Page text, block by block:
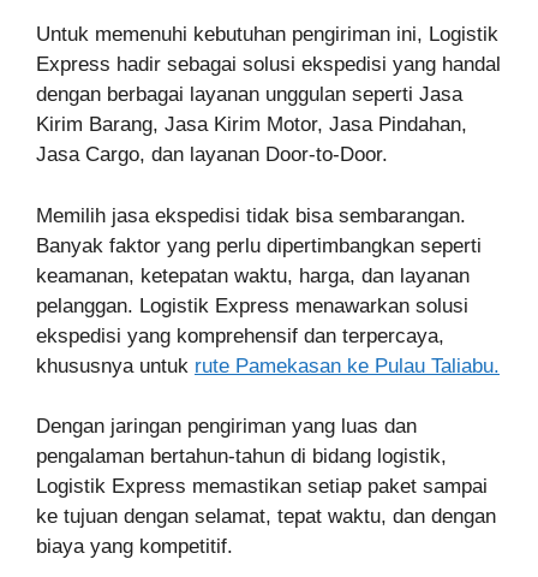
Untuk memenuhi kebutuhan pengiriman ini, Logistik
Express hadir sebagai solusi ekspedisi yang handal
dengan berbagai layanan unggulan seperti Jasa
Kirim Barang, Jasa Kirim Motor, Jasa Pindahan,
Jasa Cargo, dan layanan Door-to-Door.
Memilih jasa ekspedisi tidak bisa sembarangan.
Banyak faktor yang perlu dipertimbangkan seperti
keamanan, ketepatan waktu, harga, dan layanan
pelanggan. Logistik Express menawarkan solusi
ekspedisi yang komprehensif dan terpercaya,
khususnya untuk rute Pamekasan ke Pulau Taliabu.
Dengan jaringan pengiriman yang luas dan
pengalaman bertahun-tahun di bidang logistik,
Logistik Express memastikan setiap paket sampai
ke tujuan dengan selamat, tepat waktu, dan dengan
biaya yang kompetitif.